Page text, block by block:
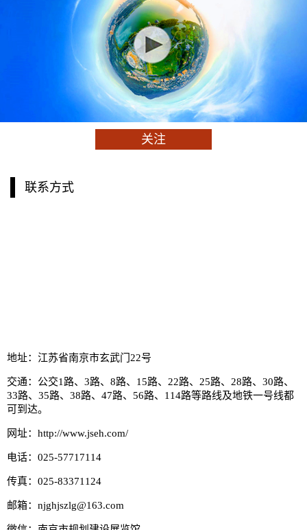
关注
联系方式
地址：江苏省南京市玄武门22号
交通：公交1路、3路、8路、15路、22路、25路、28路、30路、
33路、35路、38路、47路、56路、114路等路线及地铁一号线都
可到达。
网址：http://www.jseh.com/
电话：025-57717114
传真：025-83371124
邮箱：njghjszlg@163.com